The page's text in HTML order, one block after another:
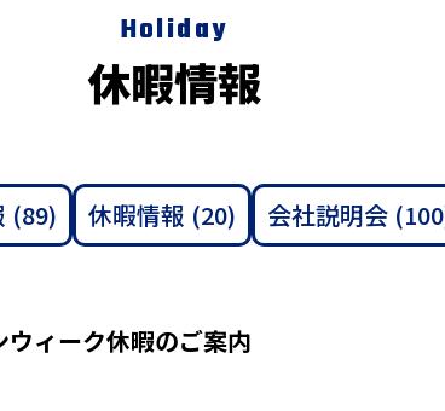
Holiday
休暇情報
(89) 休暇情報 (20) 会社説明会
ィーク休暇のご案内